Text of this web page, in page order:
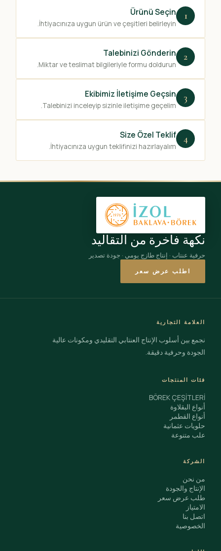
1
Ürünü Seçin
İhtiyacınıza uygun ürün ve çeşitleri belirleyin.
2
Talebinizi Gönderin
Miktar ve teslimat bilgileriyle formu doldurun.
3
Ekibimiz İletişime Geçsin
Talebinizi inceleyip sizinle iletişime geçelim.
4
Size Özel Teklif
İhtiyacınıza uygun teklifinizi hazırlayalım.
نكهة فاخرة من التقاليد
حرفية عنتاب · إنتاج طازج يومي · جودة تصدير
اطلب عرض سعر
العلامة التجارية
نجمع بين أسلوب الإنتاج العنتابي التقليدي ومكونات عالية
الجودة وحرفية دقيقة.
فئات المنتجات
BÖREK ÇEŞİTLERİ
أنواع البقلاوة
أنواع القطمر
حلويات عثمانية
علب متنوعة
الشركة
من نحن
الإنتاج والجودة
طلب عرض سعر
الامتياز
اتصل بنا
الخصوصية